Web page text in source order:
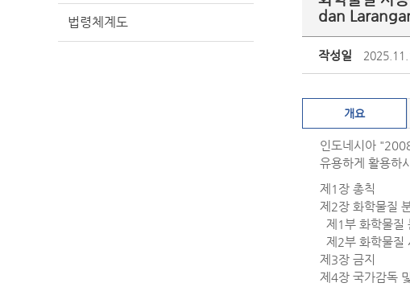
법령체계도
dan
작성일
개요
인도네시아
유용하게 활용하
제1장 총칙
제2장 화학물질
제1부 화학물질
제2부 화학물질
제3장 금지
제4장 국가감독